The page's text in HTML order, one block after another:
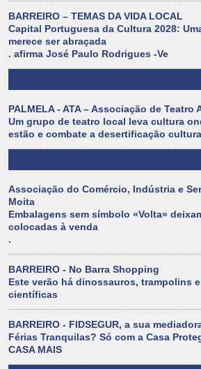
BARREIRO – TEMAS DA VIDA LOCAL
Capital Portuguesa da Cultura 2028:
merece ser abraçada
. afirma José Paulo Rodrigues -Ve
PALMELA - ATA – Associação de Teatro
Um grupo de teatro local leva cultura
estão e combate a desertificação
Associação do Comércio, Indústria e
Moita
Embalagens sem símbolo «Volta»
colocadas à venda
.
BARREIRO - No Barra Shopping
Este verão há dinossauros, trampolins
científicas
BARREIRO - FIDSEGUR, a sua
Férias Tranquilas? Só com a Casa
CASA MAIS